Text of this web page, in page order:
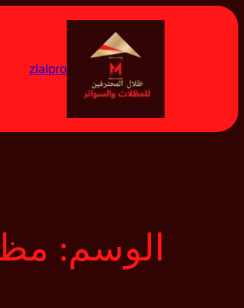
تخطى
zlalpro
الوسم: